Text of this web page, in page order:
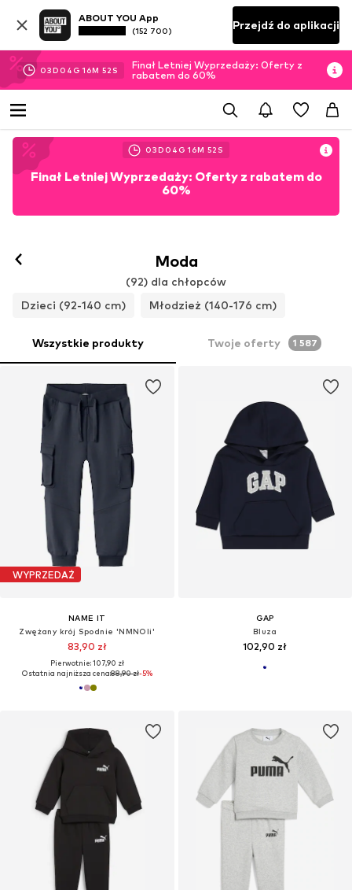
ABOUT YOU App
(152 700) Przejdź do aplikacji
03D 04 G 16M 50 S
Finał Letniej Wyprzedaży: Oferty z
rabatem do 60%
03D 04 G 16M 50 S
Finał Letniej Wyprzedaży: Oferty z rabatem do
60%
Moda
(92) dla chłopców
Dzieci (92-140 cm)
Młodzież (140-176 cm)
Wszystkie produkty Twoje oferty 1 587
WYPRZEDAŻ
NAME IT
Zwężany krój Spodnie 'NMNOli'
83,90 zł
Pierwotnie: 107,90 zł
Ostatnia najniższa cena:88,90 zł-5%
GAP
Bluza
102,90 zł